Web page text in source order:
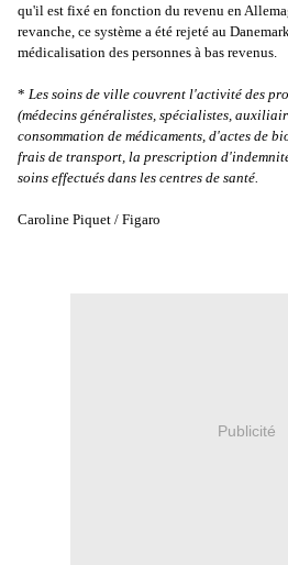
qu'il est fixé en fonction du revenu en
revanche, ce système a été rejeté au
médicalisation des personnes à bas revenus.
* Les soins de ville couvrent l'activité des
(médecins généralistes, spécialistes,
consommation de médicaments, d'actes de
frais de transport, la prescription
soins effectués dans les centres de santé.
Caroline Piquet / Figaro
Publicité